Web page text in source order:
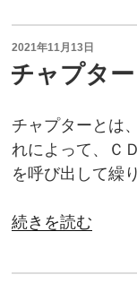
ス
ク
が
要
と
な
ま
の
込
み
方
の
コ
ー
ド
は”
の
投
稿
日:
2021年11月13日
チャプタ
チャプターとは
れによって、Ｃ
を呼び出して繰
“チ
プ
続きを読む